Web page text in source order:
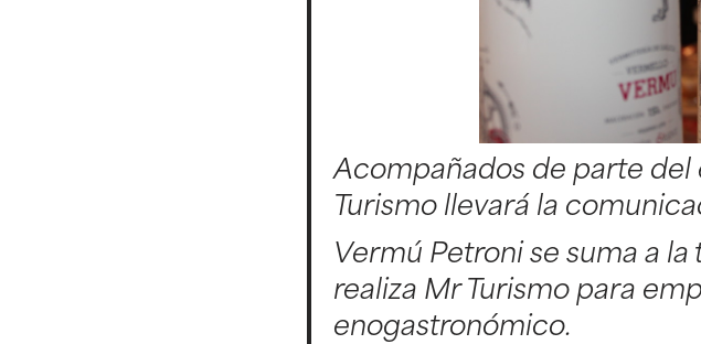
Acompañados de parte del
Turismo llevará la
Vermú Petroni se suma a
realiza Mr Turismo para
enogastronómico.